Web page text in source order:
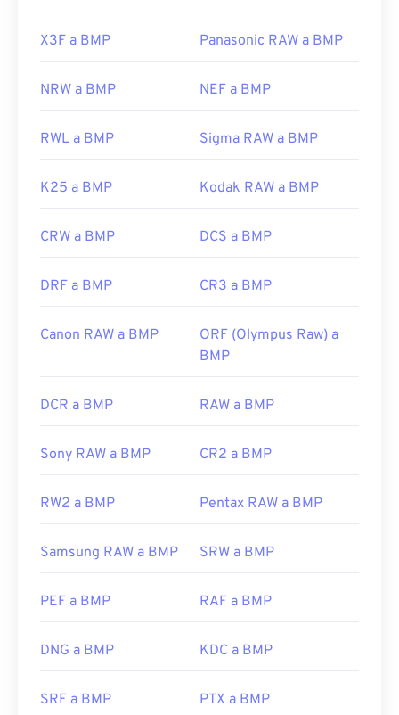
X3F a BMP Panasonic RAW a BMP
NRW a BMP NEF a BMP
RWL a BMP Sigma RAW a BMP
K25 a BMP Kodak RAW a BMP
CRW a BMP DCS a BMP
DRF a BMP CR3 a BMP
Canon RAW a BMP
ORF (Olympus Raw) a
BMP
DCR a BMP RAW a BMP
Sony RAW a BMP CR2 a BMP
RW2 a BMP Pentax RAW a BMP
Samsung RAW a BMP SRW a BMP
PEF a BMP RAF a BMP
DNG a BMP KDC a BMP
SRF a BMP PTX a BMP